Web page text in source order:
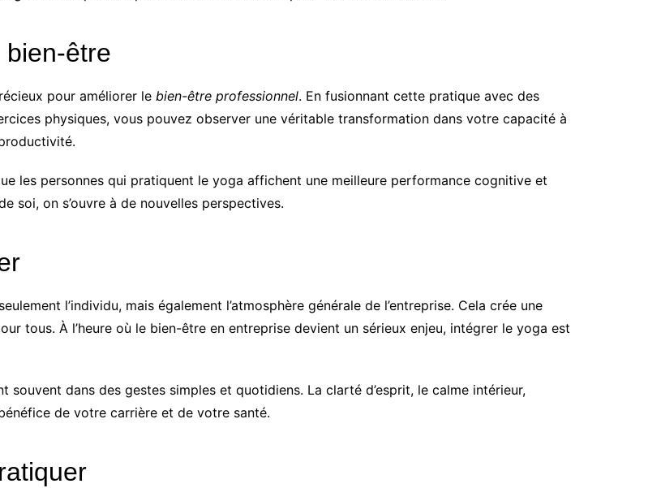
être
pour améliorer le bien-être professionnel. En fusionnant cette pratique avec des
physiques, vous pouvez observer une véritable transformation dans votre capacité à
les personnes qui pratiquent le yoga affichent une meilleure performance cognitive et
soi, on s’ouvre à de nouvelles perspectives.
l’individu, mais également l’atmosphère générale de l’entreprise. Cela crée une
tous. À l’heure où le bien-être en entreprise devient un sérieux enjeu, intégrer le yoga est
souvent dans des gestes simples et quotidiens. La clarté d’esprit, le calme intérieur,
de votre carrière et de votre santé.